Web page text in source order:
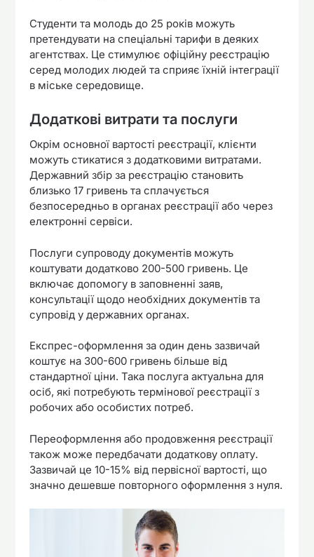
Студенти та молодь до 25 років можуть
претендувати на спеціальні тарифи в деяких
агентствах. Це стимулює офіційну реєстрацію
серед молодих людей та сприяє їхній інтеграції
в міське середовище.
Додаткові витрати та послуги
Окрім основної вартості реєстрації, клієнти
можуть стикатися з додатковими витратами.
Державний збір за реєстрацію становить
близько 17 гривень та сплачується
безпосередньо в органах реєстрації або через
електронні сервіси.
Послуги супроводу документів можуть
коштувати додатково 200-500 гривень. Це
включає допомогу в заповненні заяв,
консультації щодо необхідних документів та
супровід у державних органах.
Експрес-оформлення за один день зазвичай
коштує на 300-600 гривень більше від
стандартної ціни. Така послуга актуальна для
осіб, які потребують термінової реєстрації з
робочих або особистих потреб.
Переоформлення або продовження реєстрації
також може передбачати додаткову оплату.
Зазвичай це 10-15% від первісної вартості, що
значно дешевше повторного оформлення з нуля.